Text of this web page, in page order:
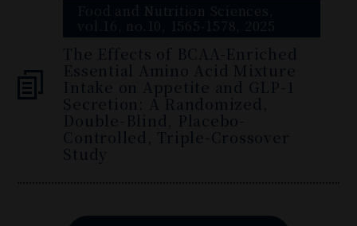
Food and Nutrition Sciences,
vol.16, no.10, 1565-1578, 2025
The Effects of BCAA-Enriched
Essential Amino Acid Mixture
Intake on Appetite and GLP-1
Secretion: A Randomized,
Double-Blind, Placebo-
Controlled, Triple-Crossover
Study